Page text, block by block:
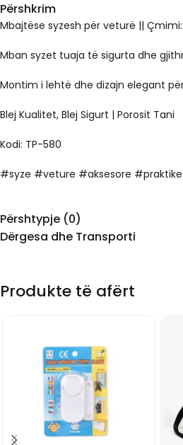
Përshkrim
Mbajtëse syzesh për veturë ||
Mban syzet tuaja të sigurta dhe
Montim i lehtë dhe dizajn elegant
Blej Kualitet, Blej Sigurt | Porosit Tani
Kodi: TP-580
#syze #veture #aksesore
Përshtypje (0)
Dërgesa dhe Transporti
Produkte të afërt